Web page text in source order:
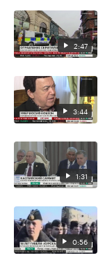
2:47
3:44
1:31
0:56